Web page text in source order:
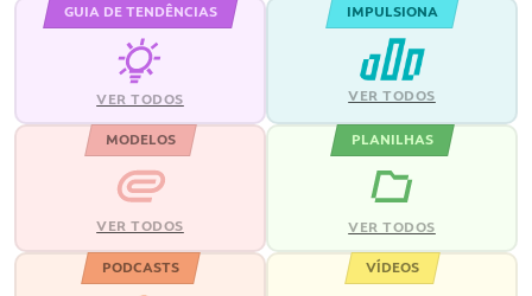
GUIA DE TENDÊNCIAS
VER TODOS
IMPULSIONA
VER TODOS
MODELOS
VER TODOS
PLANILHAS
VER TODOS
PODCASTS VÍDEOS